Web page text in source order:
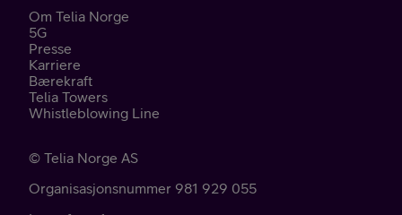
Om Telia Norge
5G
Presse
Karriere
Bærekraft
Telia Towers
Whistleblowing Line
© Telia Norge AS
Organisasjonsnummer 981 929 055